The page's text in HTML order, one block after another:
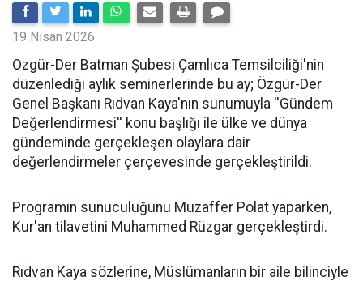
19 Nisan 2026
​Özgür-Der Batman Şubesi Çamlıca Temsilciliği'nin
düzenlediği aylık seminerlerinde bu ay; Özgür-Der
Genel Başkanı Rıdvan Kaya'nın sunumuyla ''Gündem
Değerlendirmesi'' konu başlığı ile ülke ve dünya
gündeminde gerçekleşen olaylara dair
değerlendirmeler çerçevesinde gerçekleştirildi.
Programın sunuculuğunu Muzaffer Polat yaparken,
Kur'an tilavetini Muhammed Rüzgar gerçekleştirdi.
Rıdvan Kaya sözlerine, Müslümanların bir aile bilinciyle